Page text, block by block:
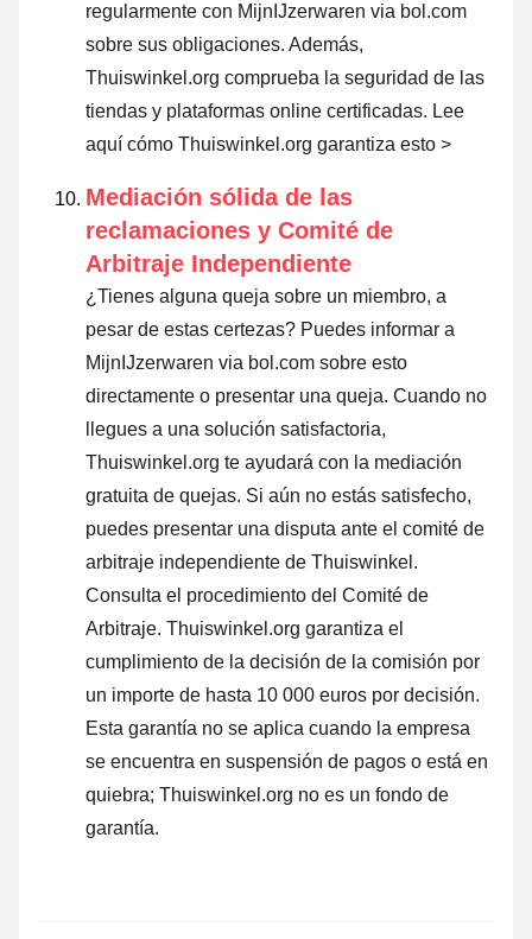
regularmente con MijnIJzerwaren via bol.com
sobre sus obligaciones. Además,
Thuiswinkel.org comprueba la seguridad de las
tiendas y plataformas online certificadas. Lee
aquí cómo Thuiswinkel.org garantiza esto >
Mediación sólida de las
reclamaciones y Comité de
Arbitraje Independiente
¿Tienes alguna queja sobre un miembro, a
pesar de estas certezas? Puedes informar a
MijnIJzerwaren via bol.com sobre esto
directamente o presentar una queja. Cuando no
llegues a una solución satisfactoria,
Thuiswinkel.org te ayudará con la mediación
gratuita de quejas. Si aún no estás satisfecho,
puedes presentar una disputa ante el comité de
arbitraje independiente de Thuiswinkel.
Consulta el procedimiento del Comité de
Arbitraje. Thuiswinkel.org garantiza el
cumplimiento de la decisión de la comisión por
un importe de hasta 10 000 euros por decisión.
Esta garantía no se aplica cuando la empresa
se encuentra en suspensión de pagos o está en
quiebra; Thuiswinkel.org no es un fondo de
garantía.